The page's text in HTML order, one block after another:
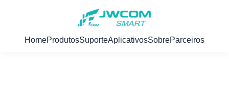
HomeProdutosSuporteAplicativosSobreParceiros